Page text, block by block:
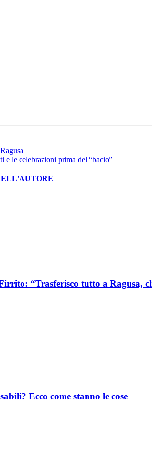
e le celebrazioni prima del “bacio”
“Trasferisco tutto a Ragusa,
Ecco come stanno le cose